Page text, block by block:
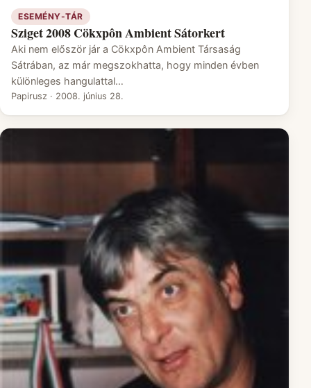
ESEMÉNY-TÁR
Sziget 2008 Cökxpôn Ambient Sátorkert
Aki nem először jár a Cökxpôn Ambient Társaság
Sátrában, az már megszokhatta, hogy minden évben
különleges hangulattal…
Papirusz · 2008. június 28.